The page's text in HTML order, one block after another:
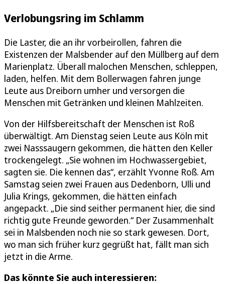
Verlobungsring im Schlamm
Die Laster, die an ihr vorbeirollen, fahren die
Existenzen der Malsbender auf den Müllberg auf dem
Marienplatz. Überall malochen Menschen, schleppen,
laden, helfen. Mit dem Bollerwagen fahren junge
Leute aus Dreiborn umher und versorgen die
Menschen mit Getränken und kleinen Mahlzeiten.
Von der Hilfsbereitschaft der Menschen ist Roß
überwältigt. Am Dienstag seien Leute aus Köln mit
zwei Nasssaugern gekommen, die hätten den Keller
trockengelegt. „Sie wohnen im Hochwassergebiet,
sagten sie. Die kennen das“, erzählt Yvonne Roß. Am
Samstag seien zwei Frauen aus Dedenborn, Ulli und
Julia Krings, gekommen, die hätten einfach
angepackt. „Die sind seither permanent hier, die sind
richtig gute Freunde geworden.“ Der Zusammenhalt
sei in Malsbenden noch nie so stark gewesen. Dort,
wo man sich früher kurz gegrüßt hat, fällt man sich
jetzt in die Arme.
Das könnte Sie auch interessieren: